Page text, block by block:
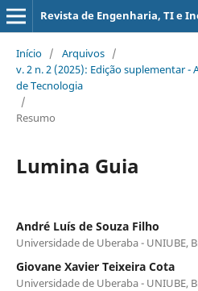
Revista de Engenharia, TI e
Início / Arquivos /
v. 2 n. 2 (2025): Edição suplementar -
de Tecnologia
/
Resumo
Lumina Guia
André Luís de Souza Filho
Universidade de Uberaba - UNIUBE,
Giovane Xavier Teixeira Cota
Universidade de Uberaba - UNIUBE,